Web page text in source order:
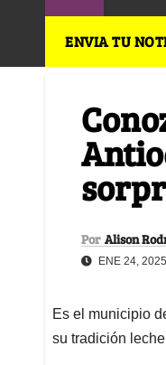
ENVIA TU
Por Alison
ENE 24, 2025
Es el municipio
su tradición